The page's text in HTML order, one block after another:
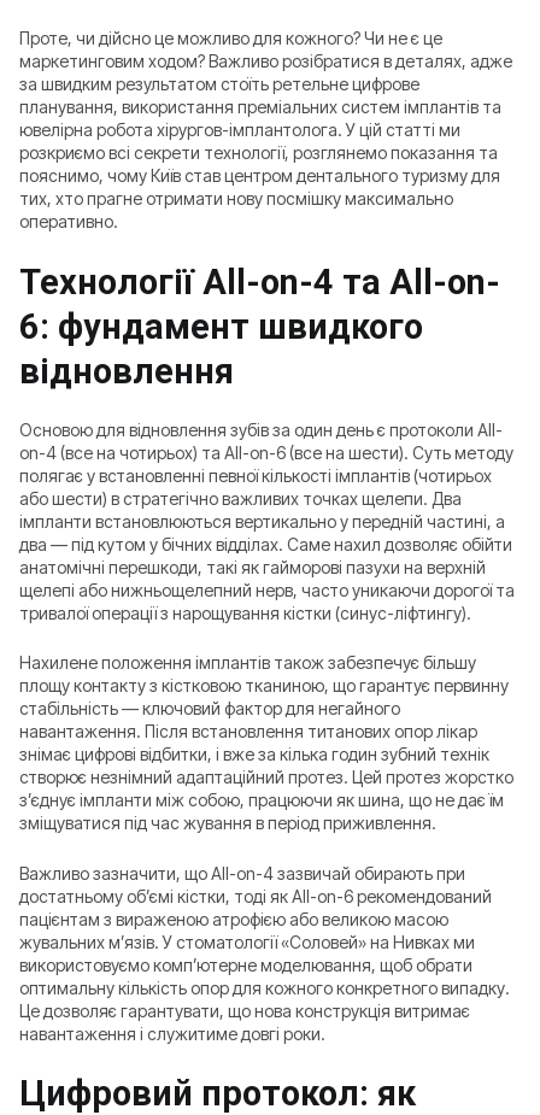
Проте, чи дійсно це можливо для кожного? Чи не є це
маркетинговим ходом? Важливо розібратися в деталях, адже
за швидким результатом стоїть ретельне цифрове
планування, використання преміальних систем імплантів та
ювелірна робота хірургов-імплантолога. У цій статті ми
розкриємо всі секрети технології, розглянемо показання та
пояснимо, чому Київ став центром дентального туризму для
тих, хто прагне отримати нову посмішку максимально
оперативно.
Технології All-on-4 та All-on-
6: фундамент швидкого
відновлення
Основою для відновлення зубів за один день є протоколи All-
on-4 (все на чотирьох) та All-on-6 (все на шести). Суть методу
полягає у встановленні певної кількості імплантів (чотирьох
або шести) в стратегічно важливих точках щелепи. Два
імпланти встановлюються вертикально у передній частині, а
два — під кутом у бічних відділах. Саме нахил дозволяє обійти
анатомічні перешкоди, такі як гайморові пазухи на верхній
щелепі або нижньощелепний нерв, часто уникаючи дорогої та
тривалої операції з нарощування кістки (синус-ліфтингу).
Нахилене положення імплантів також забезпечує більшу
площу контакту з кістковою тканиною, що гарантує первинну
стабільність — ключовий фактор для негайного
навантаження. Після встановлення титанових опор лікар
знімає цифрові відбитки, і вже за кілька годин зубний технік
створює незнімний адаптаційний протез. Цей протез жорстко
з’єднує імпланти між собою, працюючи як шина, що не дає їм
зміщуватися під час жування в період приживлення.
Важливо зазначити, що All-on-4 зазвичай обирають при
достатньому об’ємі кістки, тоді як All-on-6 рекомендований
пацієнтам з вираженою атрофією або великою масою
жувальних м’язів. У стоматології «Соловей» на Нивках ми
використовуємо комп’ютерне моделювання, щоб обрати
оптимальну кількість опор для кожного конкретного випадку.
Це дозволяє гарантувати, що нова конструкція витримає
навантаження і служитиме довгі роки.
Цифровий протокол: як